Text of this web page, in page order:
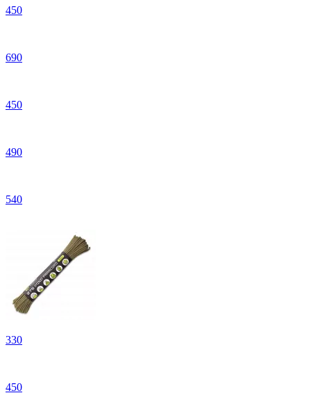
450
690
450
490
540
330
450